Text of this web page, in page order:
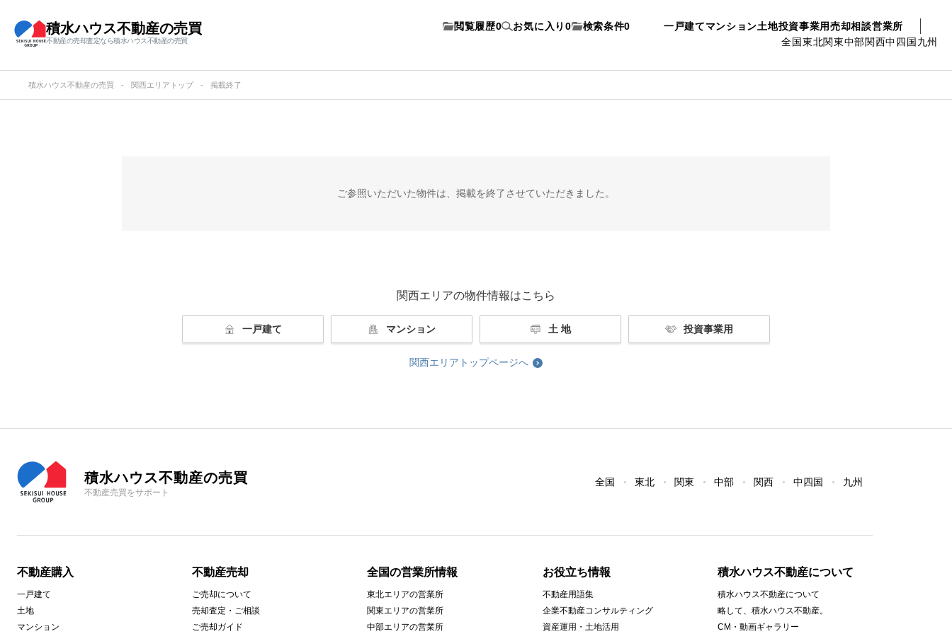
積水ハウス不動産の売買
不動産の売却査定なら積水ハウス不動産の売買
一戸建てマンション土地投資事業用売却相談営業所
全国東北関東中部関西中四国九州
閲覧履歴0 お気に入り 0 検索条件0
積水ハウス不動産の売買 関西エリアトップ 掲載終了
ご参照いただいた物件は、 掲載を終了させていただきました。
関西エリアの物件情報はこちら
一戸建て マンション 土 地 投資事業用
関西エリアトップページへ
積水ハウス不動産の売買
不動産売買をサポート
全国 東北 関東 中部 関西 中四国 九州
不動産購入
一戸建て
土地
マンション
不動産売却
ご売却について
売却査定・ご相談
ご売却ガイド
全国の営業所情報
東北エリアの営業所
関東エリアの営業所
中部エリアの営業所
お役立ち情報
不動産用語集
企業不動産コンサルティング
資産運用・土地活用
積水ハウス不動産について
積水ハウス不動産について
略して、積水ハウス不動産。
CM・動画ギャラリー